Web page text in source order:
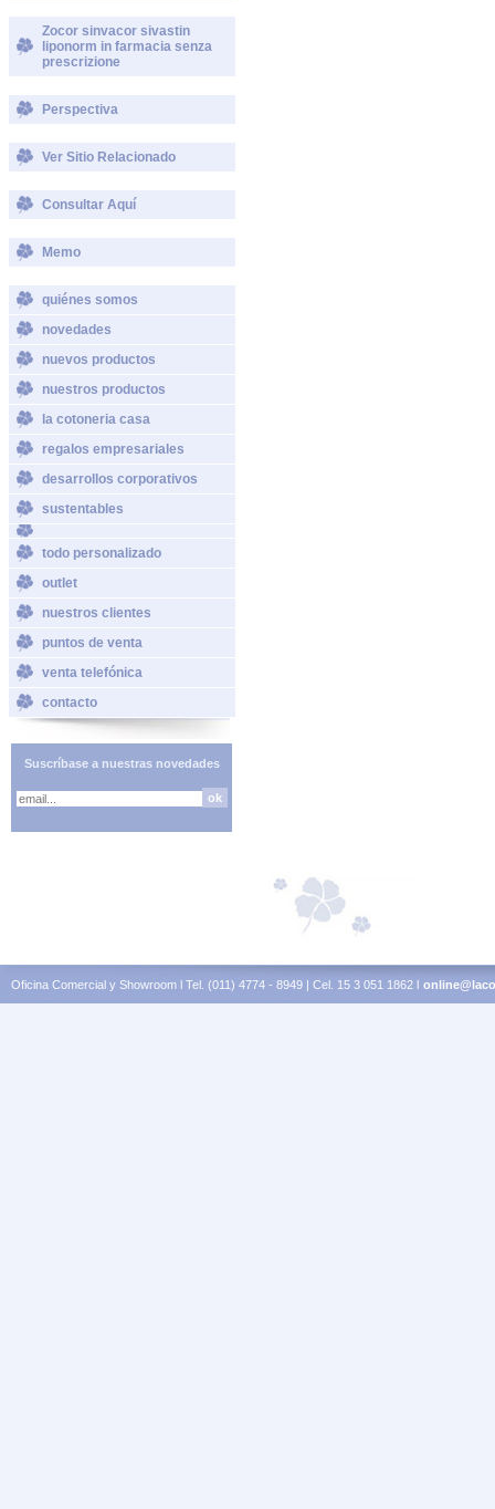
Zocor sinvacor sivastin
liponorm in farmacia senza
prescrizione
Perspectiva
Ver Sitio Relacionado
Consultar Aquí
Memo
quiénes somos
novedades
nuevos productos
nuestros productos
la cotoneria casa
regalos empresariales
desarrollos corporativos
sustentables
todo personalizado
outlet
nuestros clientes
puntos de venta
venta telefónica
contacto
Suscríbase a nuestras novedades
Oficina Comercial y Showroom l Tel. (011) 4774 - 8949 | Cel. 15 3 051 1862 l